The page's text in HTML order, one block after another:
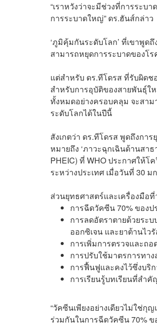
“เราหวังว่าจะมีช่วงที่การระบ
การระบาดใหญ่” ดร.ฮันส์กล่าว
‘ภูมิคุ้มกันระดับโลก’ ที่เขาพูด
สามารถหยุดการระบาดของโ
แต่สำหรับ ดร.ทีโดรส ที่รับผิดช
สำหรับการอุบัติของสายพันธุ์ใ
ทั้งหมดอย่างครอบคลุม จะสา
ระดับโลกได้ในปีนี้
สังเกตว่า ดร.ทีโดรส พูดถึงกา
หมายถึง ‘ภาวะฉุกเฉินด้านสาธ
PHEIC) ที่ WHO ประกาศให้
ระหว่างประเทศ เมื่อวันที่ 30 ม
ส่วนยุทธศาสตร์และเครื่องมือ
การฉีดวัคซีน 70% ของป
การลดอัตราตายด้วยระ
ออกซิเจน และยาต้านไว
การเพิ่มการตรวจและถ
การปรับใช้มาตรการทา
การฟื้นฟูและคงไว้ซึ่งบริ
การเรียนรู้บทเรียนที่สำ
“วัคซีนเพียงอย่างเดียวไม่ใช่
ร่วมกันในการฉีดวัคซีน 70% ข